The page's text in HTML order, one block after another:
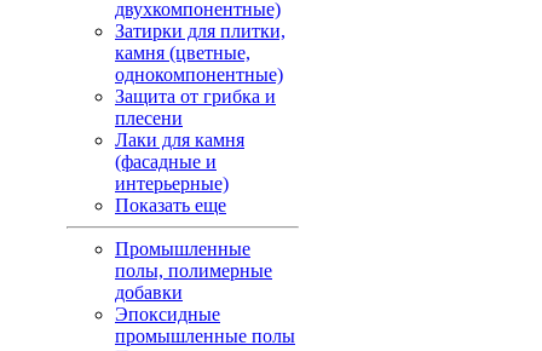
двухкомпонентные)
Затирки для плитки,
камня (цветные,
однокомпонентные)
Защита от грибка и
плесени
Лаки для камня
(фасадные и
интерьерные)
Показать еще
Промышленные
полы, полимерные
добавки
Эпоксидные
промышленные полы